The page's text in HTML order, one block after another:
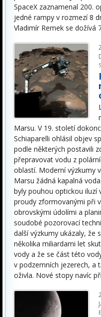
SpaceX zaznamenal 200.
jedné rampy v rozmezí 8
Vladimír Remek se dožívá
Marsu. V 19. století
Schiaparelli ohlásil objev
podle některých postavili
přepravovat vodu z
oblastí. Moderní výzkumy
Marsu žádná kapalná
byly pouhou optickou iluzí
proudy zformovanými při
obrovskými údolími a
soudobé pozorovací
další výzkumy ukázaly, že
několika miliardami let
vody a že se část této
v podzemních jezerech, a
oživla. Nové stopy navíc